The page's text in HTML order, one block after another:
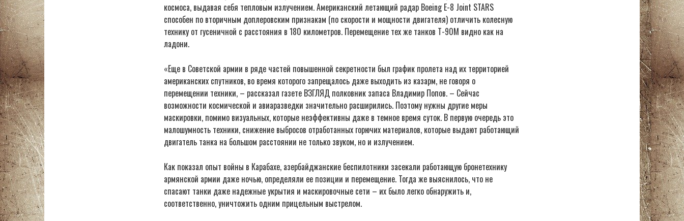
космоса, выдавая себя тепловым излучением. Американский летающий радар Boeing E-8 Joint STARS
способен по вторичным доплеровским признакам (по скорости и мощности двигателя) отличить колесную
технику от гусеничной с расстояния в 180 километров. Перемещение тех же танков Т-90М видно как на
ладони.
«Еще в Советской армии в ряде частей повышенной секретности был график пролета над их территорией
американских спутников, во время которого запрещалось даже выходить из казарм, не говоря о
перемещении техники, – рассказал газете ВЗГЛЯД полковник запаса Владимир Попов. – Сейчас
возможности космической и авиаразведки значительно расширились. Поэтому нужны другие меры
маскировки, помимо визуальных, которые неэффективны даже в темное время суток. В первую очередь это
малошумность техники, снижение выбросов отработанных горючих материалов, которые выдают работающий
двигатель танка на большом расстоянии не только звуком, но и излучением.
Как показал опыт войны в Карабахе, азербайджанские беспилотники засекали работающую бронетехнику
армянской армии даже ночью, определяли ее позиции и перемещение. Тогда же выяснилось, что не
спасают танки даже надежные укрытия и маскировочные сети – их было легко обнаружить и,
соответственно, уничтожить одним прицельным выстрелом.